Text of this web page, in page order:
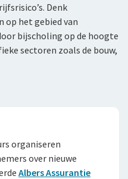
Denk
op het gebied van
bijscholing op de hoogte
sectoren zoals de bouw,
organiseren
over nieuwe
Albers Assurantie